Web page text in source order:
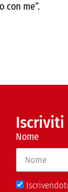
con me”.
Iscriviti
Nome